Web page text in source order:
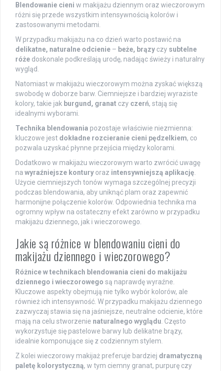
Blendowanie cieni w makijażu dziennym oraz wieczorowym
różni się przede wszystkim intensywnością kolorów i
zastosowanymi metodami.
W przypadku makijażu na co dzień warto postawić na
delikatne, naturalne odcienie – beże, brązy czy subtelne
róże doskonale podkreślają urodę, nadając świeży i naturalny
wygląd.
Natomiast w makijażu wieczorowym można zyskać większą
swobodę w doborze barw. Ciemniejsze i bardziej wyraziste
kolory, takie jak burgund, granat czy czerń, stają się
idealnymi wyborami.
Technika blendowania pozostaje właściwie niezmienna:
kluczowe jest dokładne rozcieranie cieni pędzelkiem, co
pozwala uzyskać płynne przejścia między kolorami.
Dodatkowo w makijażu wieczorowym warto zwrócić uwagę
na wyraźniejsze kontury oraz intensywniejszą aplikację
Użycie ciemniejszych tonów wymaga szczególnej precyzji
podczas blendowania, aby uniknąć plam oraz zapewnić
harmonijne połączenie kolorów. Odpowiednia technika ma
ogromny wpływ na ostateczny efekt zarówno w przypadku
makijażu dziennego, jak i wieczorowego.
Jakie są różnice w blendowaniu cieni do
makijażu dziennego i wieczorowego?
Różnice w technikach blendowania cieni do makijażu
dziennego i wieczorowego są naprawdę wyraźne.
Kluczowe aspekty obejmują nie tylko wybór kolorów, ale
również ich intensywność. W przypadku makijażu dziennego
zazwyczaj stawia się na jaśniejsze, neutralne odcienie, które
mają na celu stworzenie naturalnego wyglądu . Często
wykorzystuje się pastelowe barwy lub delikatne brązy,
idealnie komponujące się z codziennym stylem.
Z kolei wieczorowy makijaż preferuje bardziej dramatyczną
paletę kolorystyczną, w tym ciemny granat, purpurę czy